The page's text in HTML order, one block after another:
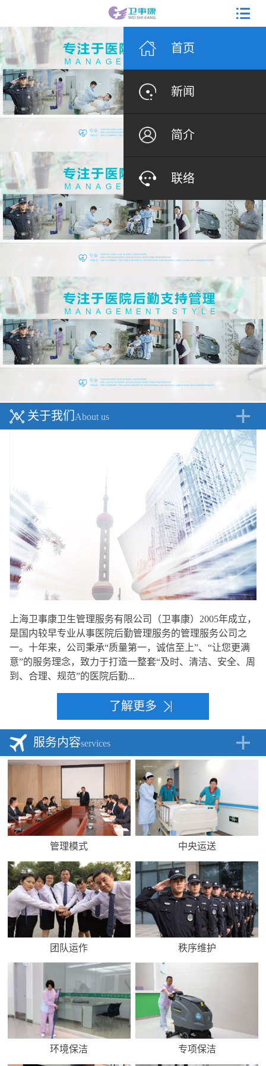
首页
新闻
简介
联络
关于我们 About us
上海卫事康卫生管理服务有限公司（卫事康）2005年成立，
是国内较早专业从事医院后勤管理服务的管理服务公司之
一。十年来，公司秉承“质量第一，诚信至上”、“让您更满
意”的服务理念，致力于打造一整套“及时、清洁、安全、周
到、合理、规范”的医院后勤...
了解更多
服务内容services
管理模式 中央运送
团队运作 秩序维护
环境保洁 专项保洁